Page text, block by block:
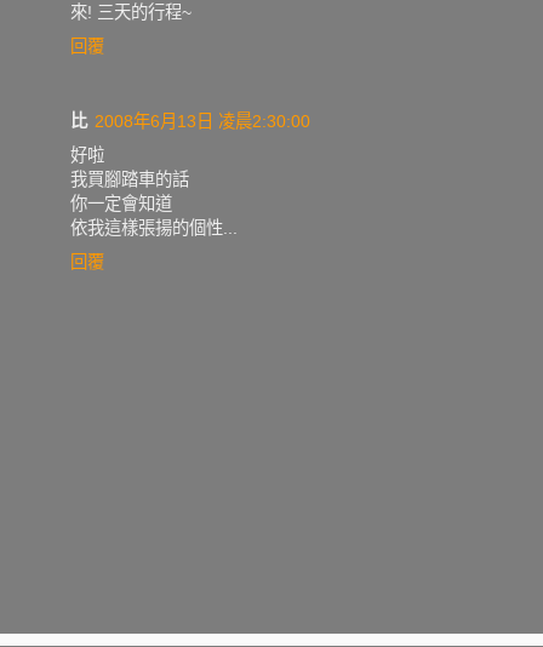
來! 三天的行程~
回覆
比 2008年6月13日 凌晨2:30:00
好啦
我買腳踏車的話
你一定會知道
依我這樣張揚的個性...
回覆